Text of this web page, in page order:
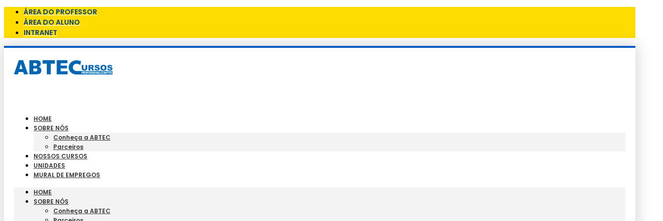
ÁREA DO PROFESSOR
ÁREA DO ALUNO
INTRANET
HOME
SOBRE NÓS
Conheça a ABTEC
Parceiros
NOSSOS CURSOS
UNIDADES
MURAL DE EMPREGOS
HOME
SOBRE NÓS
Conheça a ABTEC